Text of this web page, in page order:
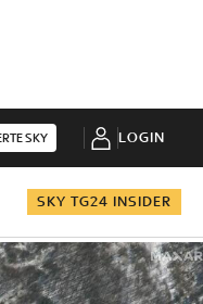
SKY LOGIN
SKY TG24 INSIDER